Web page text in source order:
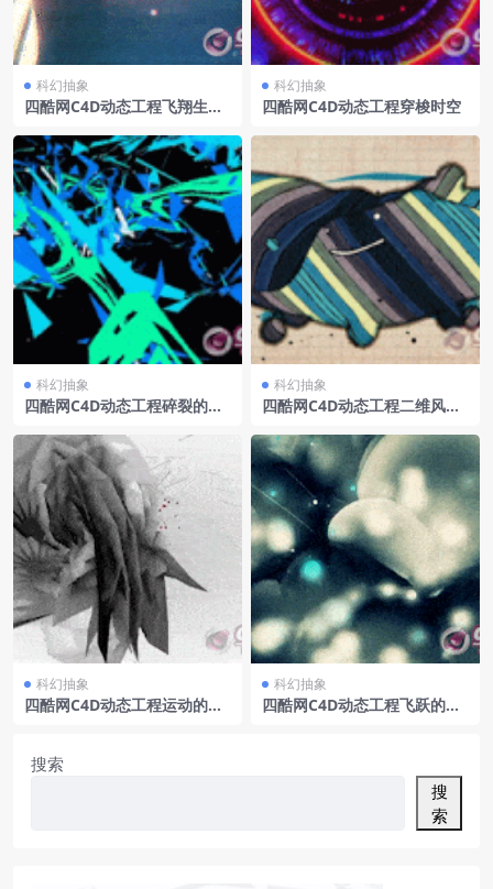
科幻抽象
四酷网C4D动态工程飞翔生长
科幻抽象
四酷网C4D动态工程穿梭时空
科幻抽象
四酷网C4D动态工程碎裂的纸
科幻抽象
四酷网C4D动态工程二维风格
科幻抽象
四酷网C4D动态工程运动的不
科幻抽象
四酷网C4D动态工程飞跃的球
搜索
搜
索